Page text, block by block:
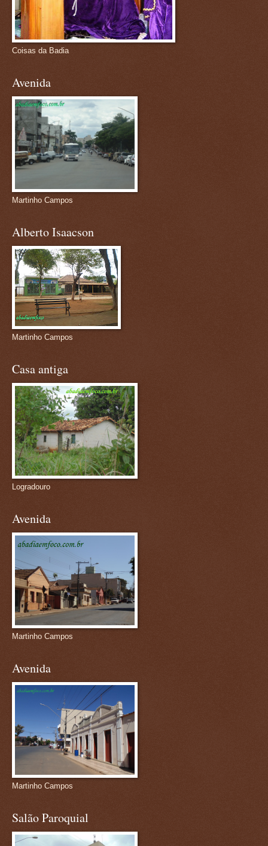
Coisas da Badia
Avenida
Martinho Campos
Alberto Isaacson
Martinho Campos
Casa antiga
Logradouro
Avenida
Martinho Campos
Avenida
Martinho Campos
Salão Paroquial